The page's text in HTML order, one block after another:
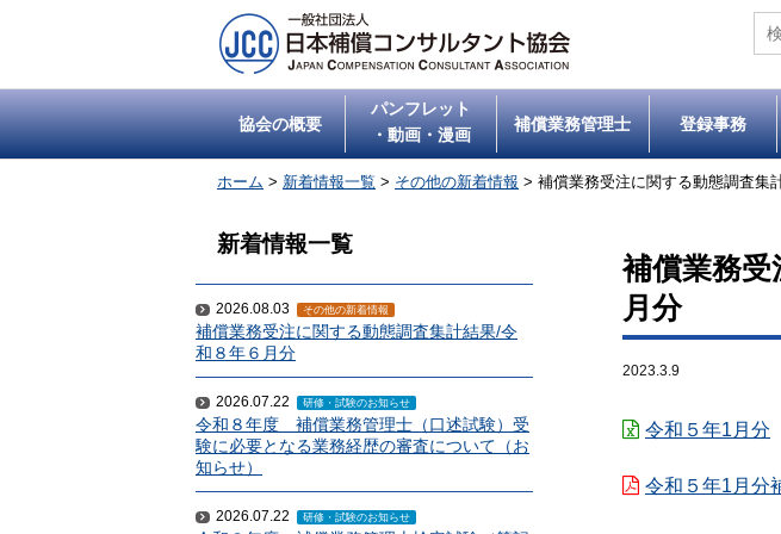
協会の概要
パンフレット
・動画・漫画
補償業務管理士 登録事務
ホーム > 新着情報一覧 > その他の新着情報 > 補償業務受注に関する動態調査集
補償業務受
月分
2023.3.9
令和５年1月分
令和５年1月分
新着情報一覧
2026.08.03 その他の新着情報
補償業務受注に関する動態調査集計結果/令
和８年６月分
2026.07.22 研修・試験のお知らせ
令和８年度 補償業務管理士（口述試験）受
験に必要となる業務経歴の審査について（お
知らせ）
2026.07.22 研修・試験のお知らせ